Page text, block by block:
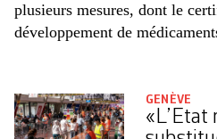
plusieurs mesures, dont le
développement de
GENÈVE
«L’Etat